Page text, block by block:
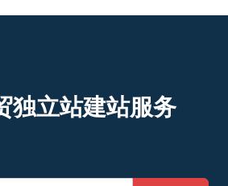
独立站建站服务